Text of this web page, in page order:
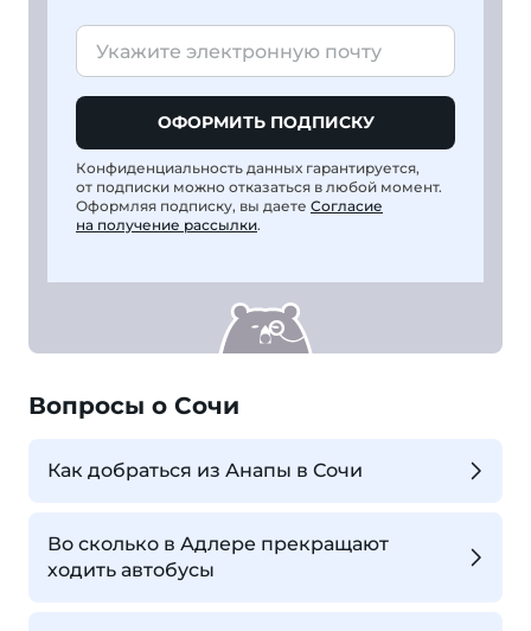
ОФОРМИТЬ ПОДПИСКУ
Конфиденциальность данных гарантируется,
от подписки можно отказаться в любой момент.
Оформляя подписку, вы даете Согласие
на получение рассылки.
Вопросы о Сочи
Как добраться из Анапы в Сочи
Во сколько в Адлере прекращают
ходить автобусы